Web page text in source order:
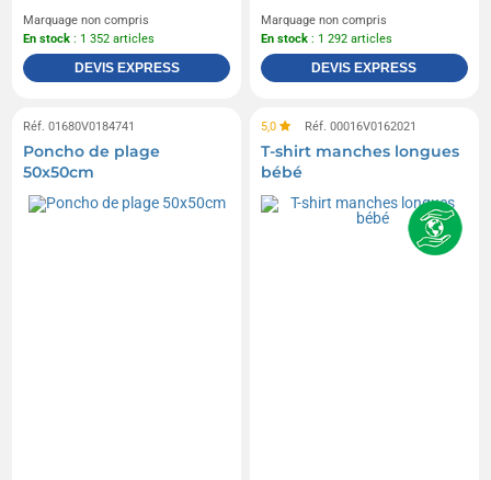
Marquage non compris
En stock : 1 352 articles
DEVIS EXPRESS
Marquage non compris
En stock : 1 292 articles
DEVIS EXPRESS
Réf. 01680V0184741
Poncho de plage
50x50cm
5,0 Réf. 00016V0162021
T-shirt manches longues
bébé